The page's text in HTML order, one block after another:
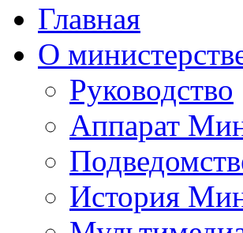
Главная
О
Руководство
Аппарат
История